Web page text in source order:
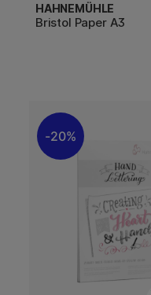
HAHNEMÜHLE
Bristol Paper A3
20%